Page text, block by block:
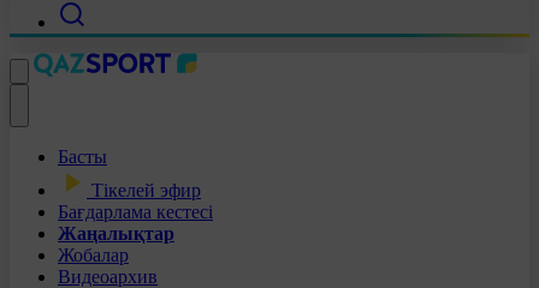
Басты
Тікелей эфир
Бағдарлама кестесі
Жаңалықтар
Жобалар
Видеоархив